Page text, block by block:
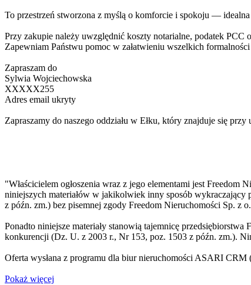
To przestrzeń stworzona z myślą o komforcie i spokoju —
Przy zakupie należy uwzględnić koszty notarialne, podatek PCC
Zapewniam Państwu pomoc w załatwieniu wszelkich
Zapraszam do
Sylwia Wojciechowska
XXXXX255
Adres email ukryty
Zapraszamy do naszego oddziału w Ełku, który znajduje się
"Właścicielem ogłoszenia wraz z jego elementami jest
niniejszych materiałów w jakikolwiek inny sposób
z późn. zm.) bez pisemnej zgody Freedom Nieruchomości Sp. z
Ponadto niniejsze materiały stanowią tajemnicę
konkurencji (Dz. U. z 2003 r., Nr 153, poz. 1503 z późn. zm.).
Oferta wysłana z programu dla biur nieruchomości ASARI CRM
Pokaż więcej